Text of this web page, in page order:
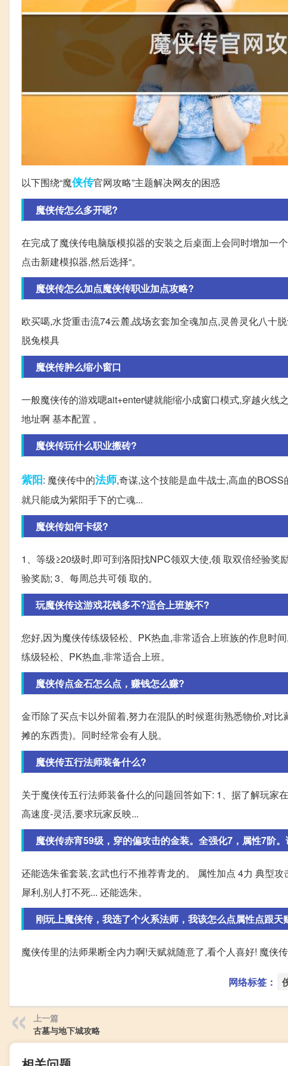
以下围绕“魔侠传官网攻略”主题解决网友的困惑
魔侠传怎么多开呢?
在完成了魔侠传电脑版模拟器的安装之后桌面上会同时增加一
点击新建模拟器,然后选择“。
魔侠传怎么加点魔侠传职业加点攻略?
欧买噶,水货重击流74云麓,战场玄套加全魂加点,灵兽灵化八十
脱兔模具
魔侠传肿么缩小窗口
一般魔侠传的游戏嗯ait+enter键就能缩小成窗口模式,穿越火线
地址啊 基本配置 。
魔侠传玩什么职业搬砖?
紫阳: 魔侠传中的法师,奇谋,这个技能是血牛战士,高血的
就只能成为紫阳手下的亡魂...
魔侠传如何卡级?
1、等级≥20级时,即可到洛阳找NPC领双大使,领 取双倍经验
验奖励; 3、每周总共可领 取的。
玩魔侠传这游戏花钱多不?适合上班族不?
您好,因为魔侠传练级轻松、PK热血,非常适合上班族的作息时
练级轻松、PK热血,非常适合上班。
魔侠传点金石怎么点，赚钱怎么赚?
金币除了买点卡以外留着,努力在混队的时候逛街熟悉物价,对
摊的东西贵)。同时经常会有人脱。
魔侠传五行法师装备什么?
关于魔侠传五行法师装备什么的问题回答如下: 1、据了解玩
高速度-灵活,要求玩家反映...
魔侠传赤宵59级，穿的偏攻击的金装。全强化7，属性7阶
还能选朱雀套装,玄武也行不推荐青龙的。 属性加点 4力 典型
犀利,别人打不死... 还能选朱。
刚玩上魔侠传，我选了个火系法师，我该怎么点属性点跟天
魔侠传里的法师果断全内力啊!天赋就随意了,看个人喜好! 魔侠
网络标签：
上一篇
古墓与地下城攻略